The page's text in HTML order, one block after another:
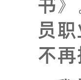
员
不再